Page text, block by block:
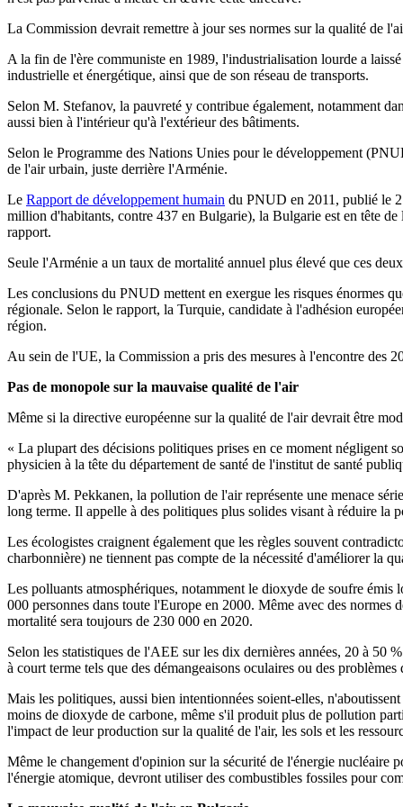
La Commission devrait remettre à jour ses normes sur la qualité de
A la fin de l'ère communiste en 1989, l'industrialisation lourde a
industrielle et énergétique, ainsi que de son réseau de transports.
Selon M. Stefanov, la pauvreté y contribue également, notamment
aussi bien à l'intérieur qu'à l'extérieur des bâtiments.
Selon le Programme des Nations Unies pour le développement
de l'air urbain, juste derrière l'Arménie.
Le Rapport de développement humain du PNUD en 2011, publié le
million d'habitants, contre 437 en Bulgarie), la Bulgarie est en tête
rapport.
Seule l'Arménie a un taux de mortalité annuel plus élevé que ces
Les conclusions du PNUD mettent en exergue les risques énormes
régionale. Selon le rapport, la Turquie, candidate à l'adhésion
région.
Au sein de l'UE, la Commission a pris des mesures à l'encontre des
Pas de monopole sur la mauvaise qualité de l'air
Même si la directive européenne sur la qualité de l'air devrait être
« La plupart des décisions politiques prises en ce moment négligent
physicien à la tête du département de santé de l'institut de santé
D'après M. Pekkanen, la pollution de l'air représente une menace
long terme. Il appelle à des politiques plus solides visant à réduire la
Les écologistes craignent également que les règles souvent
charbonnière) ne tiennent pas compte de la nécessité d'améliorer la
Les polluants atmosphériques, notamment le dioxyde de soufre émis
000 personnes dans toute l'Europe en 2000. Même avec des
mortalité sera toujours de 230 000 en 2020.
Selon les statistiques de l'AEE sur les dix dernières années, 20 à 50
à court terme tels que des démangeaisons oculaires ou des
Mais les politiques, aussi bien intentionnées soient-elles,
moins de dioxyde de carbone, même s'il produit plus de pollution
l'impact de leur production sur la qualité de l'air, les sols et les
Même le changement d'opinion sur la sécurité de l'énergie nucléaire
l'énergie atomique, devront utiliser des combustibles fossiles pour